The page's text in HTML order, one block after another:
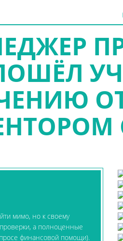
мимо, но к своему
а полноценные
финансовой помощи).